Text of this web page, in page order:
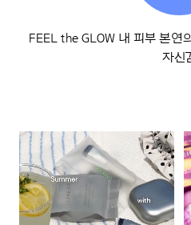
FEEL the GLOW 내 피부 본연
자신